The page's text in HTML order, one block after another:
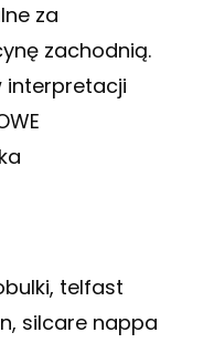
za
zachodnią.
interpretacji
telfast
silcare nappa